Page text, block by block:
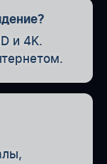
и 4K.